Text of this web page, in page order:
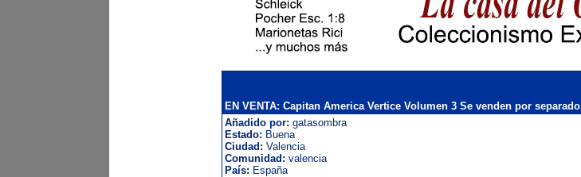
EN VENTA: Capitan America Vertice Volumen 3 Se venden por separado
Añadido por: gatasombra
Estado: Buena
Ciudad: Valencia
Comunidad: valencia
País: España